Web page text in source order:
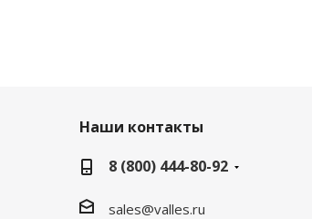
Наши контакты
8 (800) 444-80-92
sales@valles.ru